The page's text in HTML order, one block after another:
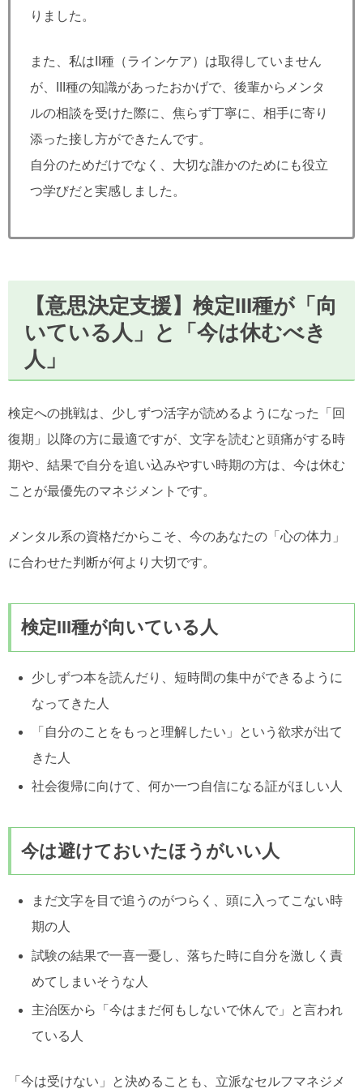
りました。
また、私はII種（ラインケア）は取得していません
が、III種の知識があったおかげで、後輩からメンタ
ルの相談を受けた際に、焦らず丁寧に、相手に寄り
添った接し方ができたんです。
自分のためだけでなく、大切な誰かのためにも役立
つ学びだと実感しました。
【意思決定支援】検定III種が「向
いている人」と「今は休むべき
人」
検定への挑戦は、少しずつ活字が読めるようになった「回
復期」以降の方に最適ですが、文字を読むと頭痛がする時
期や、結果で自分を追い込みやすい時期の方は、今は休む
ことが最優先のマネジメントです。
メンタル系の資格だからこそ、今のあなたの「心の体力」
に合わせた判断が何より大切です。
検定III種が向いている人
少しずつ本を読んだり、短時間の集中ができるように
なってきた人
「自分のことをもっと理解したい」という欲求が出て
きた人
社会復帰に向けて、何か一つ自信になる証がほしい人
今は避けておいたほうがいい人
まだ文字を目で追うのがつらく、頭に入ってこない時
期の人
試験の結果で一喜一憂し、落ちた時に自分を激しく責
めてしまいそうな人
主治医から「今はまだ何もしないで休んで」と言われ
ている人
「今は受けない」と決めることも、立派なセルフマネジメ